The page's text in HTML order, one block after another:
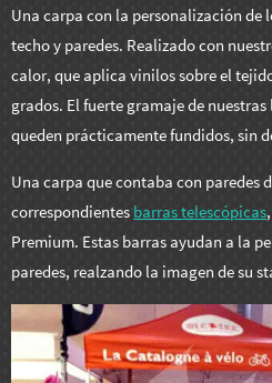
Una carpa con la personalización de
techo y paredes. Realizado con
calor, que aplica vinilos sobre el
grados. El fuerte gramaje de
queden prácticamente fundidos, sin
Una carpa que contaba con paredes
correspondientes barras telescópicas
Premium. Estas barras ayudan a la
paredes, realzando la imagen de su